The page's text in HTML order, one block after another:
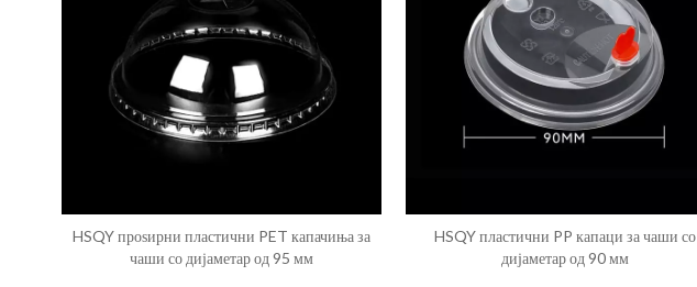
HSQY проѕирни пластични PET капачиња за
чаши со дијаметар од 95 мм
HSQY пластични PP капаци за чаши со
дијаметар од 90 мм